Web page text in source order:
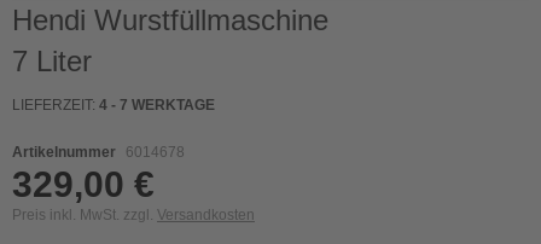
Hendi Wurstfüllmaschine
7 Liter
LIEFERZEIT: 4 - 7 WERKTAGE
Artikelnummer 6014678
329,00 €
Preis inkl. MwSt. zzgl. Versandkosten
Skip
to
the
of
images
gallery